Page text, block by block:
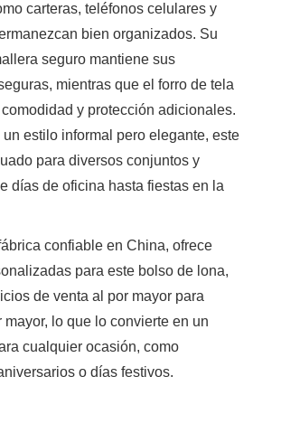
carteras, teléfonos celulares y
bien organizados. Su
seguro mantiene sus
mientras que el forro de tela
y protección adicionales.
estilo informal pero elegante, este
para diversos conjuntos y
días de oficina hasta fiestas en la
confiable en China, ofrece
para este bolso de lona,
de venta al por mayor para
mayor, lo que lo convierte en un
cualquier ocasión, como
o días festivos.